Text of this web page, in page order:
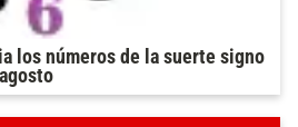
los números de la suerte signo